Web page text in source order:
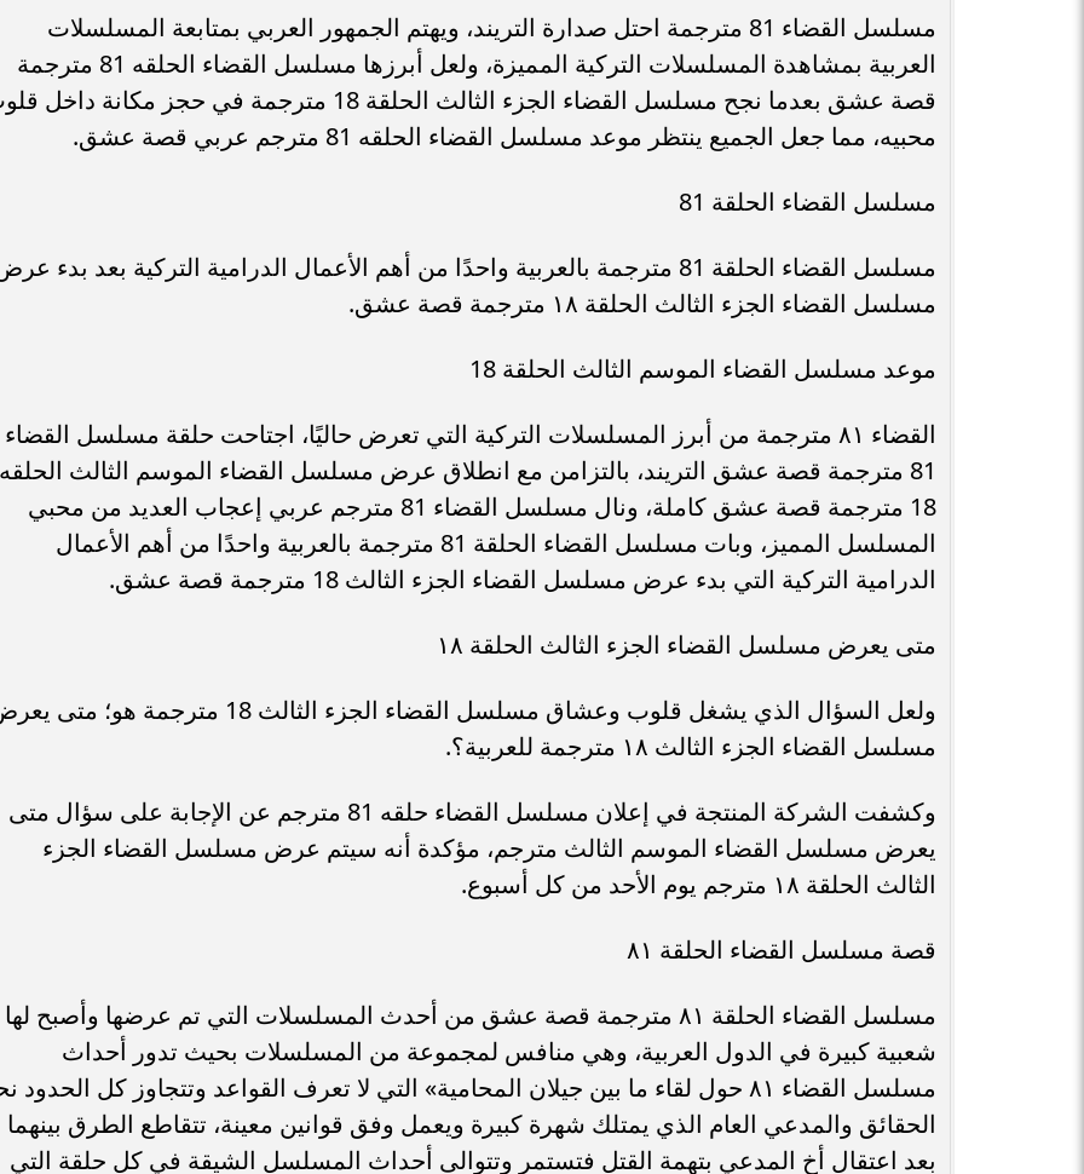
مسلسل القضاء 81 مترجمة احتل صدارة التريند، ويهتم الجمهور العربي بمتابعة المسلسلات
العربية بمشاهدة المسلسلات التركية المميزة، ولعل أبرزها مسلسل القضاء الحلقه 81 مترجمة
قصة عشق بعدما نجح مسلسل القضاء الجزء الثالث الحلقة 18 مترجمة في حجز مكانة
محبيه، مما جعل الجميع ينتظر موعد مسلسل القضاء الحلقه 81 مترجم عربي قصة عشق.
مسلسل القضاء الحلقة 81
مسلسل القضاء الحلقة 81 مترجمة بالعربية واحدًا من أهم الأعمال الدرامية التركية بعد بدء
مسلسل القضاء الجزء الثالث الحلقة ١٨ مترجمة قصة عشق.
موعد مسلسل القضاء الموسم الثالث الحلقة 18
القضاء ٨١ مترجمة من أبرز المسلسلات التركية التي تعرض حاليًا، اجتاحت حلقة مسلسل القضاء
81 مترجمة قصة عشق التريند، بالتزامن مع انطلاق عرض مسلسل القضاء الموسم الثالث الحلقه
18 مترجمة قصة عشق كاملة، ونال مسلسل القضاء 81 مترجم عربي إعجاب العديد من محبي
المسلسل المميز، وبات مسلسل القضاء الحلقة 81 مترجمة بالعربية واحدًا من أهم الأعمال
الدرامية التركية التي بدء عرض مسلسل القضاء الجزء الثالث 18 مترجمة قصة عشق.
متى يعرض مسلسل القضاء الجزء الثالث الحلقة ١٨
ولعل السؤال الذي يشغل قلوب وعشاق مسلسل القضاء الجزء الثالث 18 مترجمة هو؛
مسلسل القضاء الجزء الثالث ١٨ مترجمة للعربية؟.
وكشفت الشركة المنتجة في إعلان مسلسل القضاء حلقه 81 مترجم عن الإجابة على سؤال متى
يعرض مسلسل القضاء الموسم الثالث مترجم، مؤكدة أنه سيتم عرض مسلسل القضاء الجزء
الثالث الحلقة ١٨ مترجم يوم الأحد من كل أسبوع.
قصة مسلسل القضاء الحلقة ٨١
مسلسل القضاء الحلقة ٨١ مترجمة قصة عشق من أحدث المسلسلات التي تم عرضها وأصبح لها
شعبية كبيرة في الدول العربية، وهي منافس لمجموعة من المسلسلات بحيث تدور أحداث
مسلسل القضاء ٨١ حول لقاء ما بين جيلان المحامية» التي لا تعرف القواعد وتتجاوز كل الحدود
الحقائق والمدعي العام الذي يمتلك شهرة كبيرة ويعمل وفق قوانين معينة، تتقاطع الطرق بينهما
بعد اعتقال أخ المدعي بتهمة القتل فتستمر وتتوالى أحداث المسلسل الشيقة في كل حلقة التي